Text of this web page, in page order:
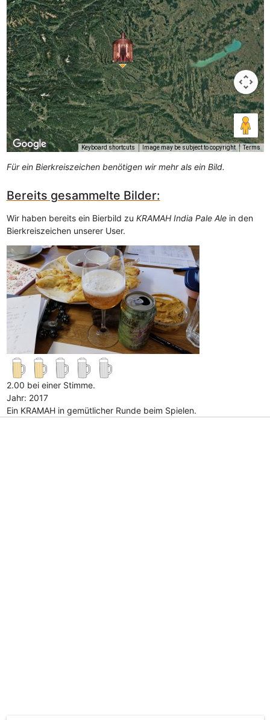
Keyboard shortcuts Image may be subject to copyright Terms
Für ein Bierkreiszeichen benötigen wir mehr als ein Bild.
Bereits gesammelte Bilder:
Wir haben bereits ein Bierbild zu KRAMAH India Pale Alein den
Bierkreiszeichen unserer User.
2.00 bei einer Stimme.
Jahr: 2017
Ein KRAMAH in gemütlicher Runde beim Spielen.